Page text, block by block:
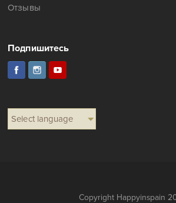
Отзывы
Подпишитесь
Select language
Copyright Happyinspain